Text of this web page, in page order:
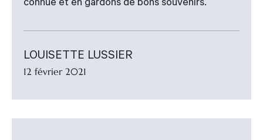
connue et en gardons de bons souvenirs.
LOUISETTE LUSSIER
12 février 2021